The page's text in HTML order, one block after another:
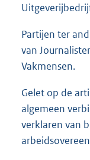
Partijen ter
van
Vakmensen.
Gelet op de
algemeen
verklaren van